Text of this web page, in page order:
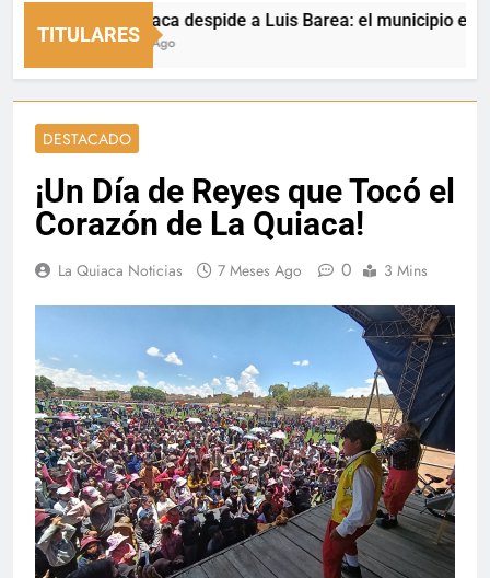
TITULARES
La Quiaca despide a Luis Barea: el municipio expresó
2 Horas Ago
DESTACADO
¡Un Día de Reyes que Tocó el
Corazón de La Quiaca!
La Quiaca Noticias 7 Meses Ago 0 3 Mins